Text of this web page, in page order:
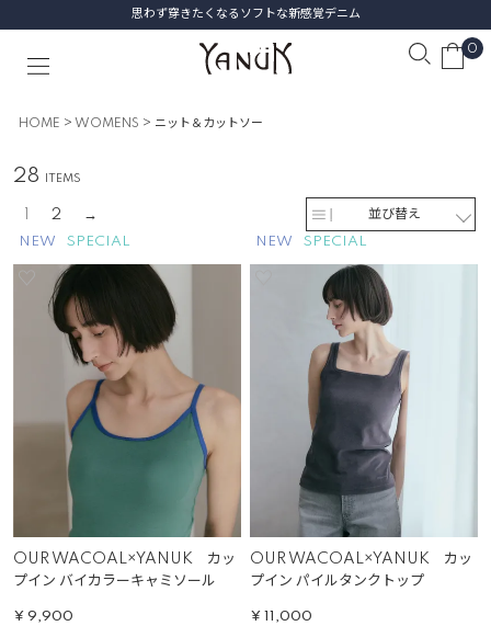
思わず穿きたくなるソフトな新感覚デニム
0
HOME WOMENS ニット＆カットソー
並び替え
28
2
OUR WACOAL×YANUK カッ
プイン バイカラーキャミソール
NEW SPECIAL
¥ 9,900
OUR WACOAL×YANUK カッ
プイン パイルタンクトップ
NEW SPECIAL
¥ 11,000